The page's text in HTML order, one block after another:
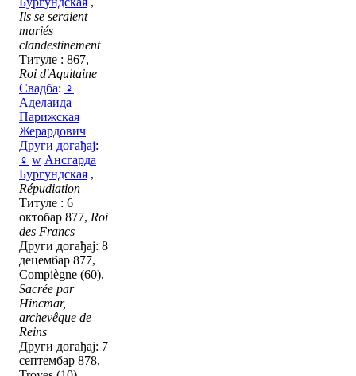
Ils se seraient
mariés
clandestinement
Титуле : 867,
Roi d'Aquitaine
Свадба: ♀
Аделаида
Парижская
Жерардович
Други догађај:
♀ w Ансгарда
Бургундская ,
Répudiation
Титуле : 6
октобар 877, Roi
des Francs
Други догађај: 8
децембар 877,
Compiègne (60),
Sacrée par
Hincmar,
archevêque de
Reins
Други догађај: 7
септембар 878,